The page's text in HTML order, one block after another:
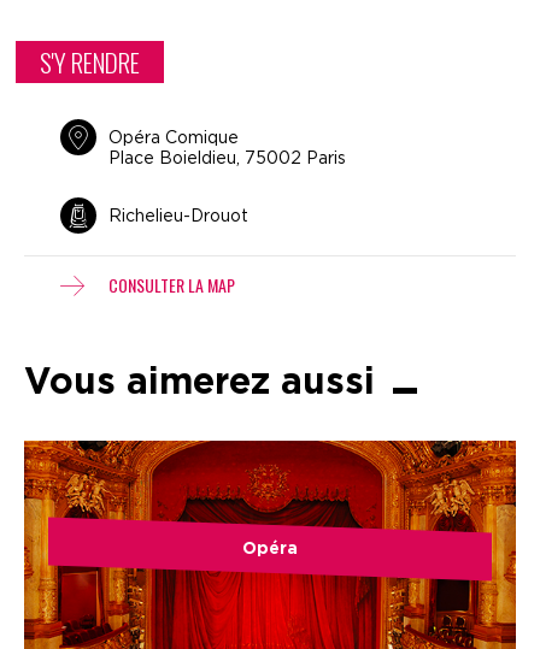
S'Y RENDRE
Opéra Comique
Place Boieldieu, 75002 Paris
Richelieu-Drouot
CONSULTER LA MAP
Vous aimerez aussi
Opéra